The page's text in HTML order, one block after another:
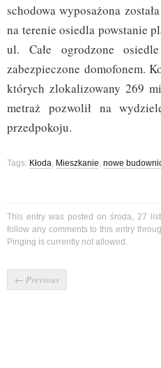
schodowa wyposażona
na terenie osiedla powstanie
ul. Całe ogrodzone
zabezpieczone domofonem.
których zlokalizowany 269
metraż pozwolił na
przedpokoju.
Tags: Kłoda, Mieszkanie, nowe
This entry was posted on środa, 27
follow any comments to this entry
Pinging is currently not allowed.
← Previous